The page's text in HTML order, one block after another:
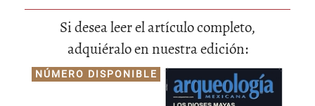
Si desea leer el artículo completo,
adquiéralo en nuestra edición:
NÚMERO DISPONIBLE